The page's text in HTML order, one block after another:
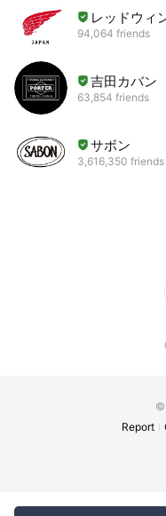
レッドウィ
94,064 friends
吉田カバン
63,854 friends
サボン
3,616,350 friends
©
Report